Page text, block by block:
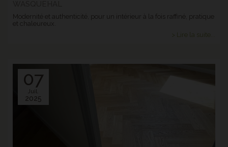
Modernité et authenticité, pour un intérieur à la fois raffiné, pratique
et chaleureux.
> Lire la suite...
07
Juil.
2025